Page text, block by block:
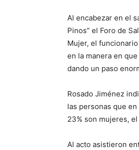
Al encabezar en el
Pinos” el Foro de
Mujer, el
en la manera en
dando un paso
Rosado Jiménez
las personas que
23% son mujeres,
Al acto asistieron